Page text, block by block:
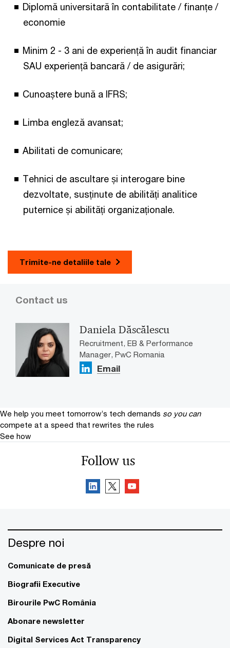
Diplomă universitară în contabilitate / finanțe /
economie
Minim 2 - 3 ani de experiență în audit financiar
SAU experiență bancară / de asigurări;
Cunoaștere bună a IFRS;
Limba engleză avansat;
Abilitati de comunicare;
Tehnici de ascultare și interogare bine
dezvoltate, susținute de abilități analitice
puternice și abilități organizaționale.
Trimite-ne detaliile tale
Contact us
Daniela Dăscălescu
Recruitment, EB & Performance
Manager, PwC Romania
Email
We help you meet tomorrow’s tech demands so you can
compete at a speed that rewrites the rules
See how
Follow us
Despre noi
Comunicate de presă
Biografii Executive
Birourile PwC România
Abonare newsletter
Digital Services Act Transparency